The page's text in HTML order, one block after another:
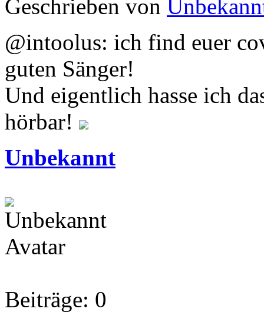
Geschrieben von
@intoolus: ich find euer
guten Sänger!
Und eigentlich hasse ich
hörbar!
Unbekannt
Beiträge: 0